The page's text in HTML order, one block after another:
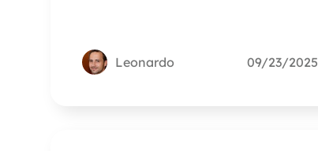
arquivos caso você exclua
Leonardo 09/23/2025